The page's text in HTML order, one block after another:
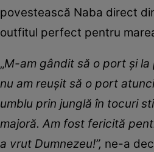
povestească Naba direct
outfitul perfect pentru
„M-am gândit să o port și
nu am reușit să o port
umblu prin junglă în tocuri
majoră. Am fost fericită
a vrut Dumnezeu!”, ne-a